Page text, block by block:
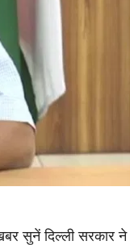
सुनें दिल्ली सरकार ने